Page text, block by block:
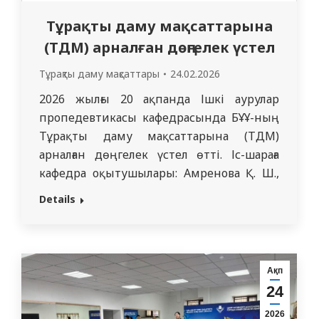
Тұрақты даму мақсаттарына
(ТДМ) арналған дөңгелек үстел
Тұрақты даму мақсаттары 24.02.2026
2026 жылғы 20 ақпанда Ішкі аурулар
пропедевтикасы кафедрасында БҰҰ-ның
Тұрақты даму мақсаттарына (ТДМ)
арналған дөңгелек үстел өтті. Іс-шараға
кафедра оқытушылары: Амренова Қ. Ш.,
Аманғалиева Г. М., Рақымғазиева А. С.,
дейінгі тұрақты даму күн тәртібі туралы
хабардарлығын арттыру және
медициналық тәжірибеде ТДМ
Details
Ақп
24
2026